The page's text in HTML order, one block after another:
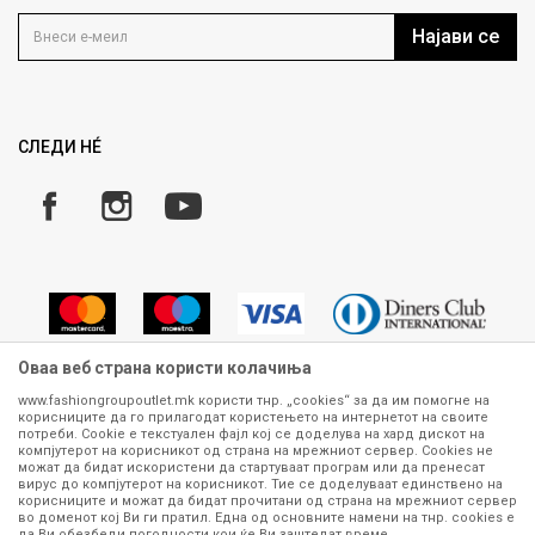
Кариера
Како да купите
Замена и рефундација на производи
Плаќање
Најави се
СЛЕДИ НÉ
Сите информации околу производите кои се изложени на нашата
онлајн продавница се стремиме да бидат конкретни, точни и прецизни,
меѓутоа не можеме да гарантираме дека се без ниту една грешка или
пак дека сите производи во моментот се достапни на залиха.
Фотографиите се најверодостојниот приказ на производот. Доколку
дојде до потреба за замена на производ или рефундација, процедурата
Оваа веб страна користи колачиња
www.fashiongroupoutlet.mk користи тнр. „cookies“ за да им помогне на
корисниците да го прилагодат користењето на интернетот на своите
потреби. Cookie е текстуален фајл кој се доделува на хард дискот на
компјутерот на корисникот од страна на мрежниот сервер. Cookies не
можат да бидат искористени да стартуваат програм или да пренесат
вирус до компјутерот на корисникот. Тие се доделуваат единствено на
корисниците и можат да бидат прочитани од страна на мрежниот сервер
во доменот кој Ви ги пратил. Една од основните намени на тнр. сookies е